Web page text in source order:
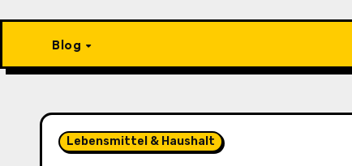
Blog
Lebensmittel & Haushalt